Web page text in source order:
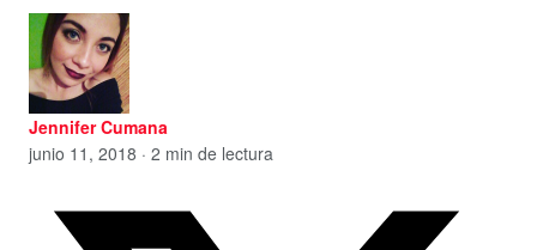
Jennifer Cumana
junio 11, 2018 · 2 min de lectura